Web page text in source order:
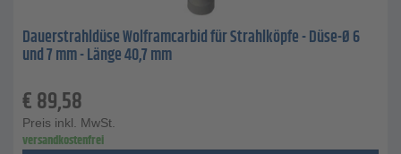
Dauerstrahldüse Wolframcarbid für Strahlköpfe - Düse-Ø 6
und 7 mm - Länge 40,7 mm
€89,58
Preis inkl. MwSt.
versandkostenfrei